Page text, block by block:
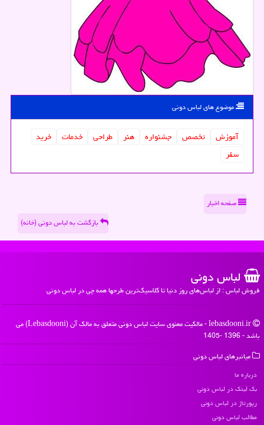
موضوع های لباس دونی
آموزش تخصص جشنواره هنر طراحی خدمات
خرید
سفر
صفحه اخبار
بازگشت به لباس دونی (خانه)
لباس دونی
فروش لباس : از لباس‌های روز دنیا تا کلاسیک‌ترین طرحها همه چی در لباس دونی
lebasdooni.ir - مالکیت معنوی سایت لباس دونی متعلق به مالک آن (Lebasdooni) می
باشد - 1396 -1405
میانبرهای لباس دونی
درباره ما
بک لینک در لباس دونی
رپورتاژ در لباس دونی
مطالب لباس دونی